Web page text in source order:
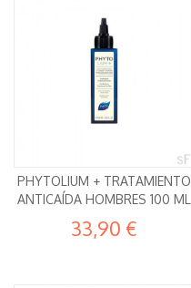
PHYTOLIUM + TRATAMIENTO
ANTICAÍDA HOMBRES 100 ML
33,90 €